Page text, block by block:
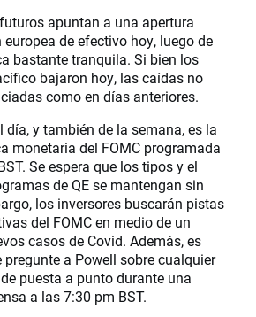
apuntan a una apertura
de efectivo hoy, luego de
bastante tranquila. Si bien los
bajaron hoy, las caídas no
como en días anteriores.
día, y también de la semana, es la
monetaria del FOMC programada
Se espera que los tipos y el
de QE se mantengan sin
los inversores buscarán pistas
del FOMC en medio de un
casos de Covid. Además, es
pregunte a Powell sobre cualquier
puesta a punto durante una
a las 7:30 pm BST.